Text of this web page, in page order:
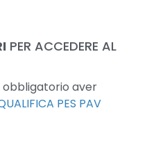
PER ACCEDERE AL
aver
PES PAV